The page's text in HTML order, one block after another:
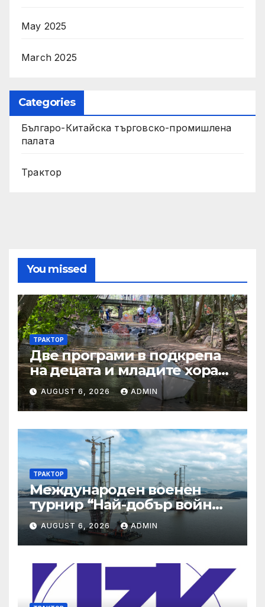
May 2025
March 2025
Categories
Българо-Китайска търговско-промишлена
палата
Трактор
You missed
ТРАКТОР
Две програми в подкрепа
на децата и младите хора
на Благоевград
предложени за
обществено обсъждане
AUGUST 6, 2026 ADMIN
ТРАКТОР
Международен военен
турнир “Най-добър войн
2025”
AUGUST 6, 2026 ADMIN